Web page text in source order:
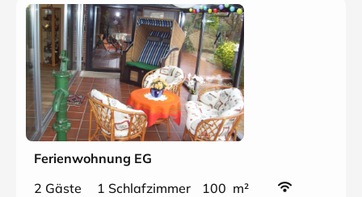
Ferienwohnung EG
2 Gäste
1 Schlafzimmer 100 m²